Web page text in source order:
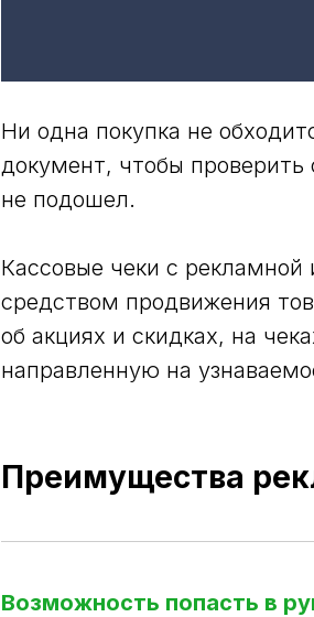
Ни одна покупка не
документ, чтобы проверить
не подошел.
Кассовые чеки с
средством продвижения
об акциях и скидках, на
направленную на
Преимущества
Возможность попасть в